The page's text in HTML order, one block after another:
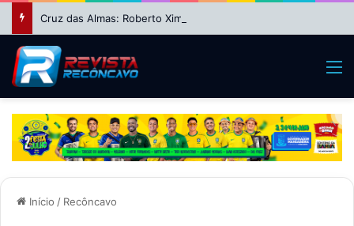
Início / Recôncavo